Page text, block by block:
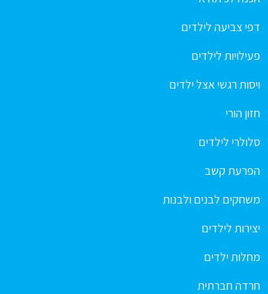
דפי צביעה לילדים
פעילויות לילדים
ויסות רגשי אצל ילדים
חזון הורי
סלולרי לילדים
הפרעת קשב
משחקים לבנים ולבנות
יצירות לילדים
מחלות ילדים
חרדה חברתית